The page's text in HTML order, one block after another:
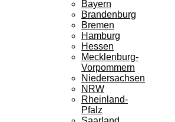
Bayern
Brandenburg
Bremen
Hamburg
Hessen
Mecklenburg-
Vorpommern
Niedersachsen
NRW
Rheinland-
Pfalz